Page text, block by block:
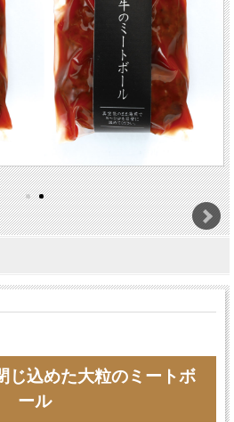
じ込めた大粒のミートボ
ール